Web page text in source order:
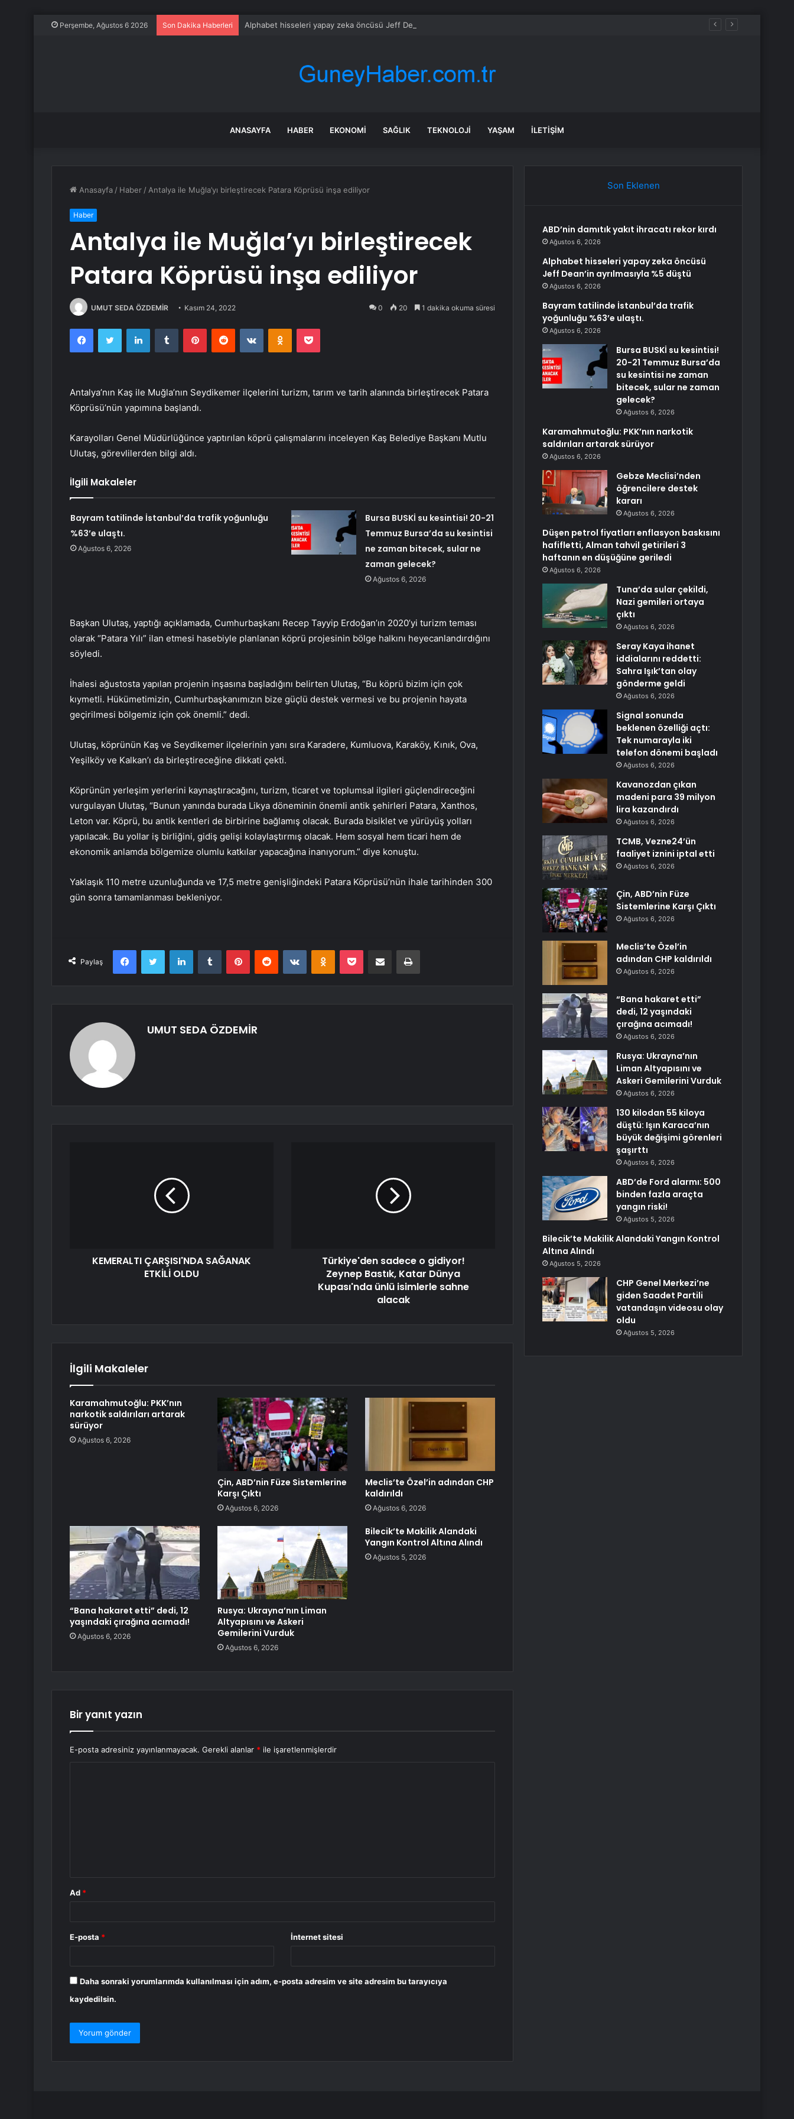
Perşembe, Ağustos 6 2026 Son Dakika Haberleri Alphabet hisseleri yapay zeka öncüsü Jeff Dean’in ayrılmasıyla %5 düştü
ANASAYFA HABER EKONOMI SAĞLIK TEKNOLOJI YAŞAM İLETIŞIM
Anasayfa / Haber / Antalya ile Muğla’yı birleştirecek Patara Köprüsü inşa ediliyor
Haber
Antalya ile Muğla’yı birleştirecek
Patara Köprüsü inşa ediliyor
UMUT SEDA ÖZDEMİR Kasım 24, 2022 0 20 1 dakika okuma süresi
FacebookTwitter LinkedInTumblr PinterestReddit VKontakteOdnoklassniki
Pocket
Antalya’nın Kaş ile Muğla’nın Seydikemer ilçelerini turizm, tarım ve tarih alanında birleştirecek Patara
Köprüsü’nün yapımına başlandı.
Karayolları Genel Müdürlüğünce yaptırılan köprü çalışmalarını inceleyen Kaş Belediye Başkanı Mutlu
Ulutaş, görevlilerden bilgi aldı.
İlgili Makaleler
Bayram tatilinde İstanbul’da trafik yoğunluğu
%63’e ulaştı.
Ağustos 6, 2026
Bursa BUSKİ su kesintisi! 20-21
Temmuz Bursa’da su kesintisi
ne zaman bitecek, sular ne
zaman gelecek?
Ağustos 6, 2026
Başkan Ulutaş, yaptığı açıklamada, Cumhurbaşkanı Recep Tayyip Erdoğan’ın 2020’yi turizm teması
olarak “Patara Yılı” ilan etmesi hasebiyle planlanan köprü projesinin bölge halkını heyecanlandırdığını
söyledi.
İhalesi ağustosta yapılan projenin inşasına başladığını belirten Ulutaş, “Bu köprü bizim için çok
kıymetli. Hükümetimizin, Cumhurbaşkanımızın bize güçlü destek vermesi ve bu projenin hayata
geçirilmesi bölgemiz için çok önemli.” dedi.
Ulutaş, köprünün Kaş ve Seydikemer ilçelerinin yanı sıra Karadere, Kumluova, Karaköy, Kınık, Ova,
Yeşilköy ve Kalkan’ı da birleştireceğine dikkati çekti.
Köprünün yerleşim yerlerini kaynaştıracağını, turizm, ticaret ve toplumsal ilgileri güçlendireceğini
vurgulayan Ulutaş, “Bunun yanında burada Likya döneminin önemli antik şehirleri Patara, Xanthos,
Leton var. Köprü, bu antik kentleri de birbirine bağlamış olacak. Burada bisiklet ve yürüyüş yolları
yapılacak. Bu yollar iş birliğini, gidiş gelişi kolaylaştırmış olacak. Hem sosyal hem ticari hem de
ekonomik anlamda bölgemize olumlu katkılar yapacağına inanıyorum.” diye konuştu.
Yaklaşık 110 metre uzunluğunda ve 17,5 metre genişliğindeki Patara Köprüsü’nün ihale tarihinden 300
gün sonra tamamlanması bekleniyor.
Paylaş
FacebookTwitter LinkedInTumblr PinterestReddit VKontakteOdnoklassniki
Pocket E-Posta ile paylaş Yazdır
UMUT SEDA ÖZDEMİR
KEMERALTI ÇARŞISI'NDA SAĞANAK
ETKİLİ OLDU
Türkiye'den sadece o gidiyor!
Zeynep Bastık, Katar Dünya
Kupası'nda ünlü isimlerle sahne
alacak
İlgili Makaleler
Karamahmutoğlu: PKK’nın
narkotik saldırıları artarak
sürüyor
Ağustos 6, 2026
Çin, ABD’nin Füze Sistemlerine
Karşı Çıktı
Ağustos 6, 2026
Meclis’te Özel’in adından CHP
kaldırıldı
Ağustos 6, 2026
“Bana hakaret etti” dedi, 12
yaşındaki çırağına acımadı!
Ağustos 6, 2026
Rusya: Ukrayna’nın Liman
Altyapısını ve Askeri
Gemilerini Vurduk
Ağustos 6, 2026
Bilecik’te Makilik Alandaki
Yangın Kontrol Altına Alındı
Ağustos 5, 2026
Bir yanıt yazın
E-posta adresiniz yayınlanmayacak. Gerekli alanlar * ile işaretlenmişlerdir
Ad *
E-posta * İnternet sitesi
Daha sonraki yorumlarımda kullanılması için adım, e-posta adresim ve site adresim bu tarayıcıya
kaydedilsin.
Son Eklenen
ABD’nin damıtık yakıt ihracatı rekor kırdı
Ağustos 6, 2026
Alphabet hisseleri yapay zeka öncüsü
Jeff Dean’in ayrılmasıyla %5 düştü
Ağustos 6, 2026
Bayram tatilinde İstanbul’da trafik
yoğunluğu %63’e ulaştı.
Ağustos 6, 2026
Bursa BUSKİ su kesintisi!
20-21 Temmuz Bursa’da
su kesintisi ne zaman
bitecek, sular ne zaman
gelecek?
Ağustos 6, 2026
Karamahmutoğlu: PKK’nın narkotik
saldırıları artarak sürüyor
Ağustos 6, 2026
Gebze Meclisi’nden
öğrencilere destek
kararı
Ağustos 6, 2026
Düşen petrol fiyatları enflasyon baskısını
hafifletti, Alman tahvil getirileri 3
haftanın en düşüğüne geriledi
Ağustos 6, 2026
Tuna’da sular çekildi,
Nazi gemileri ortaya
çıktı
Ağustos 6, 2026
Seray Kaya ihanet
iddialarını reddetti:
Sahra Işık’tan olay
gönderme geldi
Ağustos 6, 2026
Signal sonunda
beklenen özelliği açtı:
Tek numarayla iki
telefon dönemi başladı
Ağustos 6, 2026
Kavanozdan çıkan
madeni para 39 milyon
lira kazandırdı
Ağustos 6, 2026
TCMB, Vezne24’ün
faaliyet iznini iptal etti
Ağustos 6, 2026
Çin, ABD’nin Füze
Sistemlerine Karşı Çıktı
Ağustos 6, 2026
Meclis’te Özel’in
adından CHP kaldırıldı
Ağustos 6, 2026
“Bana hakaret etti”
dedi, 12 yaşındaki
çırağına acımadı!
Ağustos 6, 2026
Rusya: Ukrayna’nın
Liman Altyapısını ve
Askeri Gemilerini Vurduk
Ağustos 6, 2026
130 kilodan 55 kiloya
düştü: Işın Karaca’nın
büyük değişimi görenleri
şaşırttı
Ağustos 6, 2026
ABD’de Ford alarmı: 500
binden fazla araçta
yangın riski!
Ağustos 5, 2026
Bilecik’te Makilik Alandaki Yangın Kontrol
Altına Alındı
Ağustos 5, 2026
CHP Genel Merkezi’ne
giden Saadet Partili
vatandaşın videosu olay
oldu
Ağustos 5, 2026